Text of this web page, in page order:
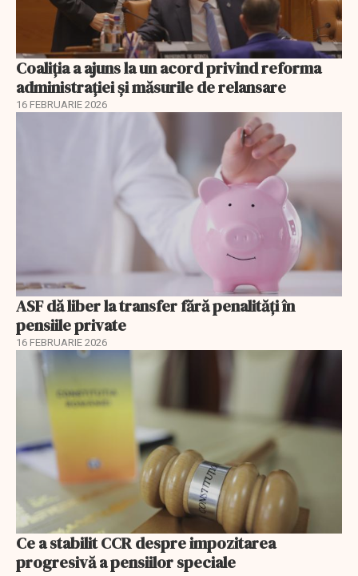
Coaliția a ajuns la un acord privind reforma
administrației și măsurile de relansare
16 FEBRUARIE 2026
ASF dă liber la transfer fără penalități în
pensiile private
16 FEBRUARIE 2026
Ce a stabilit CCR despre impozitarea
progresivă a pensiilor speciale